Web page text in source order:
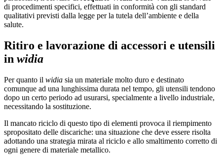
di procedimenti specifici, effettuati in conformità con gli standard
qualitativi previsti dalla legge per la tutela dell’ambiente e della
salute.
Ritiro e lavorazione di accessori e utensili
in widia
Per quanto il widia sia un materiale molto duro e destinato
comunque ad una lunghissima durata nel tempo, gli utensili tendono
dopo un certo periodo ad usurarsi, specialmente a livello industriale,
necessitando la sostituzione.
Il mancato riciclo di questo tipo di elementi provoca il riempimento
spropositato delle discariche: una situazione che deve essere risolta
adottando una strategia mirata al riciclo e allo smaltimento corretto di
ogni genere di materiale metallico.